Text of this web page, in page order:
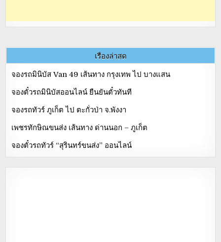
เรื่องล่าสุด
จองรถมินิบัส Van 49 เส้นทาง กรุงเทพ ไป บางแสน
จองตั๋วรถมินิบัสออนไลน์ ยืนยันตั๋วทันที
จองรถทัวร์ ภูเก็ต ไป ตะกั่วป่า จ.พังงา
เพชรทักษิณขนส่ง เส้นทาง ด่านนอก – ภูเก็ต
จองตั๋วรถทัวร์ “สุรินทร์ขนส่ง” ออนไลน์